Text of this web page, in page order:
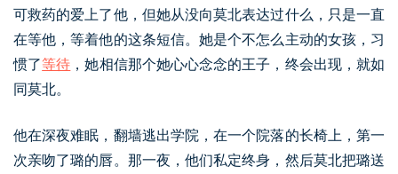
可救药的爱上了他，但她从没向莫北表达过什么，只是一直
在等他，等着他的这条短信。她是个不怎么主动的女孩，习
惯了等待 ，她相信那个她心心念念的王子，终会出现，就如
同莫北。
他在深夜难眠，翻墙逃出学院，在一个院落的长椅上，第一
次亲吻了璐的唇。那一夜，他们私定终身，然后莫北把璐送